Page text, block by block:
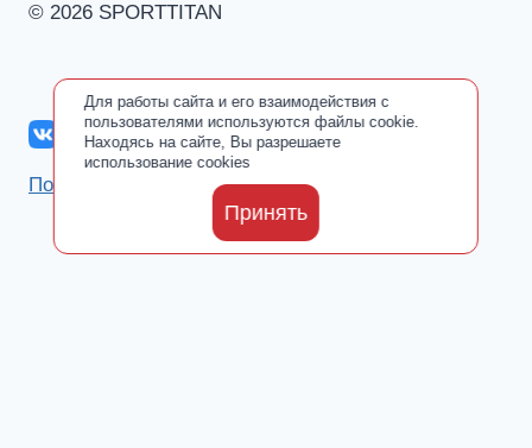
© 2026 SPORTTITAN
Политика обработки персональных данных
Для работы сайта и его взаимодействия с
пользователями используются файлы cookie.
Находясь на сайте, Вы разрешаете
использование cookies
Принять